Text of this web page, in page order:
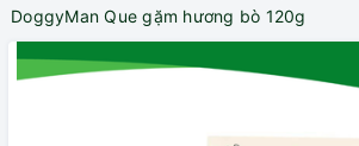
DoggyMan Que gặm hương bò 120g